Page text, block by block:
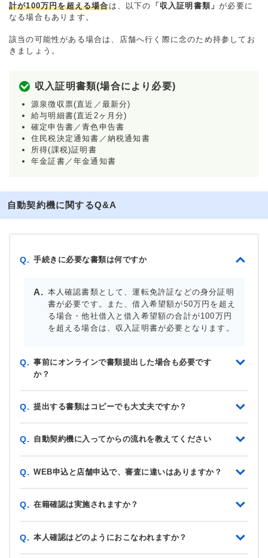
計が100万円を超える場合は、以下の 「収入証明書類」が必要に
なる場合もあります。
該当の可能性がある場合は、店舗へ行く際に念のため持参してお
きましょう。
収入証明書類(場合により必要)
源泉徴収票(直近／最新分)
給与明細書(直近2ヶ月分)
確定申告書／青色申告書
住民税決定通知書／納税通知書
所得(課税)証明書
年金証書／年金通知書
自動契約機に関するQ&A
Q. 手続きに必要な書類は何ですか
本人確認書類として、運転免許証などの身分証明
書が必要です。また、借入希望額が50万円を超え
る場合・他社借入と借入希望額の合計が100万円
を超える場合は、収入証明書が必要となります。
Q. 事前にオンラインで書類提出した場合も必要です
か？
Q. 提出する書類はコピーでも大丈夫ですか？
Q. 自動契約機に入ってからの流れを教えてください
Q. WEB申込と店舗申込で、審査に違いはありますか？
Q. 在籍確認は実施されますか？
Q. 本人確認はどのようにおこなわれますか？